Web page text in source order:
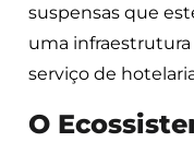
suspensas que
uma
serviço de
O